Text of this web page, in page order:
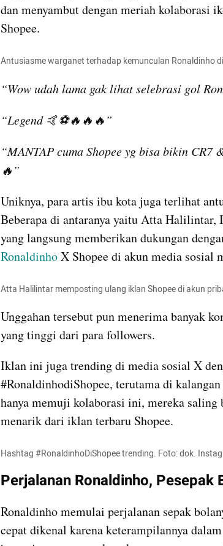
dan menyambut dengan meriah kolaborasi
Shopee.
Antusiasme warganet terhadap kemunculan Ronaldinho
“Wow udah lama gak lihat selebrasi gol
“Legend 🤙⚽🔥🔥🔥”
“MANTAP cuma Shopee yg bisa bikin
🔥”
Uniknya, para artis ibu kota juga terlihat
Beberapa di antaranya yaitu Atta Halilintar,
Ronaldinho X Shopee di akun media sosial
Atta Halilintar memposting ulang iklan Shopee di akun
Unggahan tersebut pun menerima banyak
yang tinggi dari para followers.
Iklan ini juga trending di media sosial X
#RonaldinhodiShopee, terutama di
hanya memuji kolaborasi ini, mereka saling
menarik dari iklan terbaru Shopee.
Hashtag #RonaldinhoDiShopee trending. Foto: dok.
Perjalanan Ronaldinho, Pesepak
Ronaldinho memulai perjalanan sepak
cepat dikenal karena keterampilannya